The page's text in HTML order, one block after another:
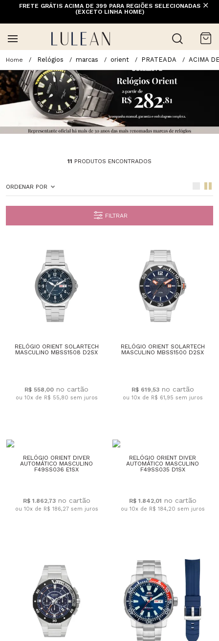
FRETE GRÁTIS ACIMA DE 399 PARA REGIÕES SELECIONADAS
(EXCETO LINHA HOME)
Relógios marcas orient PRATEADA ACIMA
11 PRODUTOS ENCONTRADOS
ORDENAR POR
FILTRAR
RELÓGIO ORIENT SOLARTECH
MASCULINO MBSS1508 D2SX
R$ 558,00
ou 10x de R$ 55,80 sem juros
RELÓGIO ORIENT SOLARTECH
MASCULINO MBSS1500 D2SX
R$ 619,53
ou 10x de R$ 61,95 sem juros
RELÓGIO ORIENT DIVER
AUTOMÁTICO MASCULINO
F49SS036 E1SX
R$ 1.862,73
ou 10x de R$ 186,27 sem juros
RELÓGIO ORIENT DIVER
AUTOMÁTICO MASCULINO
F49SS035 D1SX
R$ 1.842,01
ou 10x de R$ 184,20 sem juros